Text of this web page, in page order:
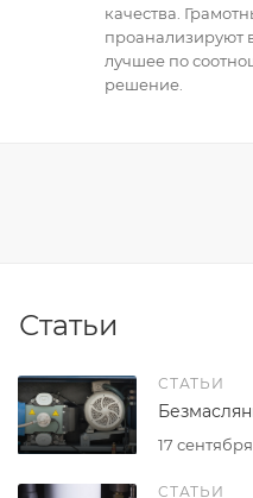
качества.
проанализируют
лучшее по
решение.
Статьи
СТАТЬИ
17
СТАТЬИ